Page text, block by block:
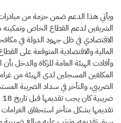
ويأتي هذا الدعم ضمن حزمة من
الشريفين لدعم القطاع الخاص وتمكينه
الاقتصادي في ظل جهود الدولة في
المالية والاقتصادية المتوقعة على
وأفادت الهيئة العامة للزكاة والدخل
المكلفين المسجلين لدى الهيئة من
الضريبي، والتأخر في سداد الضريبة
تقديمها بشكل متأخر استحقاق الغرامات